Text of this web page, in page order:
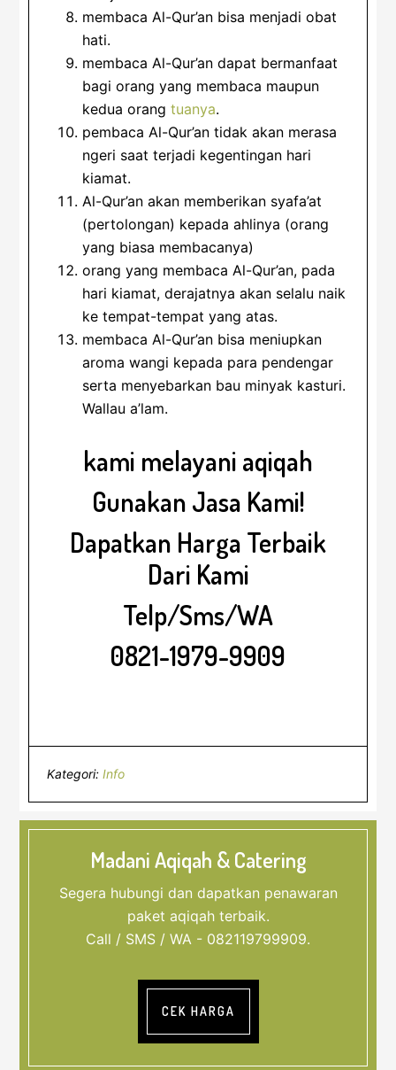
membaca Al-Qur’an bisa menjadi obat
hati.
membaca Al-Qur’an dapat bermanfaat
bagi orang yang membaca maupun
kedua orangtuanya.
pembaca Al-Qur’an tidak akan merasa
ngeri saat terjadi kegentingan hari
kiamat.
Al-Qur’an akan memberikan syafa’at
(pertolongan) kepada ahlinya (orang
yang biasa membacanya)
orang yang membaca Al-Qur’an, pada
hari kiamat, derajatnya akan selalu naik
ke tempat-tempat yang atas.
membaca Al-Qur’an bisa meniupkan
aroma wangi kepada para pendengar
serta menyebarkan bau minyak kasturi.
Wallau a’lam.
kami melayani aqiqah
Gunakan Jasa Kami!
Dapatkan Harga Terbaik
Dari Kami
Telp/Sms/WA
0821-1979-9909
Kategori:Info
Madani Aqiqah & Catering
Segera hubungi dan dapatkan penawaran
paket aqiqah terbaik.
Call / SMS / WA - 082119799909.
CEK HARGA